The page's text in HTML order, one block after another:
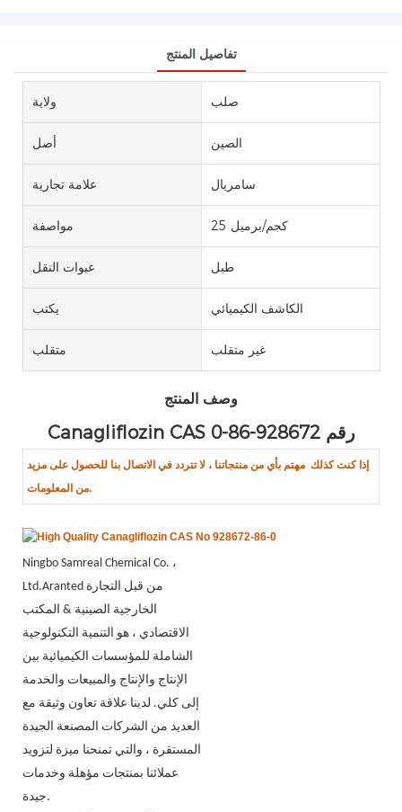
تفاصيل المنتج
ولاية صلب
أصل الصين
علامة تجارية سامريال
مواصفة 25 كجم/برميل
عبوات النقل طبل
يكتب الكاشف الكيميائي
متقلب غير متقلب
وصف المنتج
Canagliflozin CAS رقم 928672-86-0
إذا كنت كذلك مهتم بأي من منتجاتنا ، لا تتردد في الاتصال بنا للحصول على مزيد
من المعلومات.
Ningbo Samreal Chemical Co. ،
Ltd.Aranted من قبل التجارة
الخارجية الصينية & المكتب
الاقتصادي ، هو التنمية التكنولوجية
الشاملة للمؤسسات الكيميائية بين
الإنتاج والإنتاج والمبيعات والخدمة
إلى كلي. لدينا علاقة تعاون وثيقة مع
العديد من الشركات المصنعة الجيدة
المستقرة ، والتي تمنحنا ميزة لتزويد
عملائنا بمنتجات مؤهلة وخدمات
جيدة.